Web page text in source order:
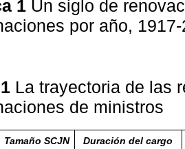
1 Un siglo de
por año,
La trayectoria de las
de ministros
Tamaño SCJN Duración del cargo